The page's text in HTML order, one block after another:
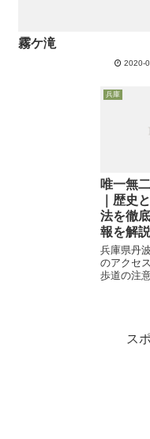
霧ケ滝
2020-
兵庫
唯一無
｜歴史
法を徹
報を解
兵庫県丹
のアクセ
歩道の注
差10mの
べてが分
ス